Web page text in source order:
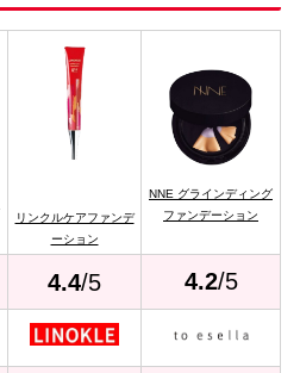
リンクルケアファンデ
ーション
NNE グラインディング
ファンデーション
4.4/5 4.2/5